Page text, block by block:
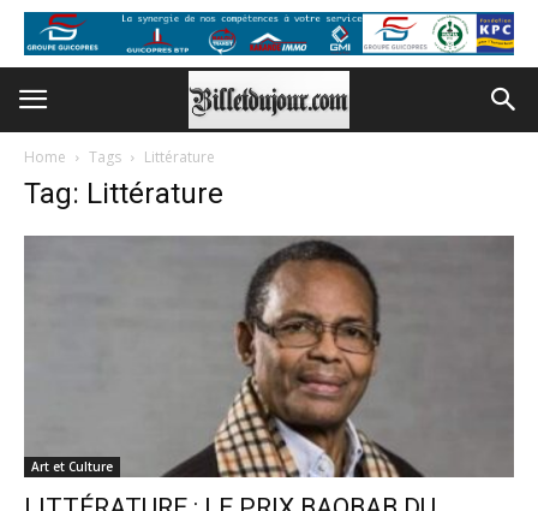
Home Tags Littérature
Tag: Littérature
Art et Culture